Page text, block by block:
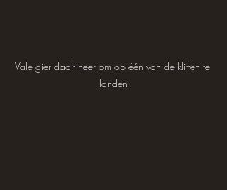
Vale gier daalt neer om op één van de kliffen te
landen